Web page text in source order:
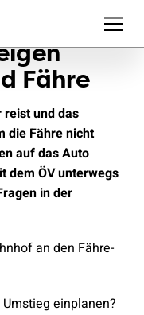
Fähre
und das
die Fähre nicht
auf das Auto
dem ÖV unterwegs
in der
an den Fähre-
einplanen?